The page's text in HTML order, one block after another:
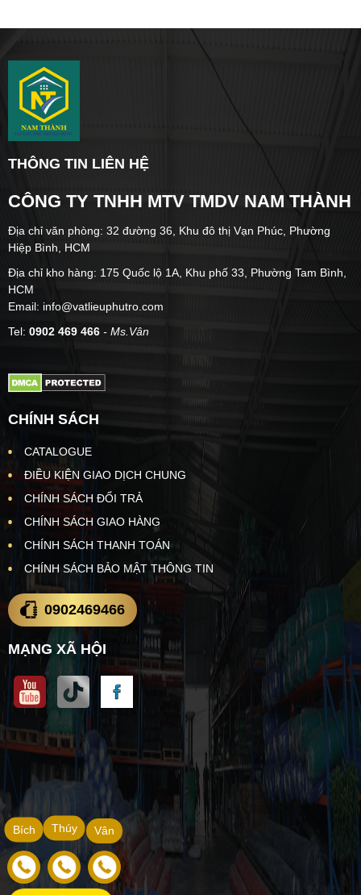
THÔNG TIN LIÊN HỆ
CÔNG TY TNHH MTV TMDV NAM THÀNH
Địa chỉ văn phòng: 32 đường 36, Khu đô thị Vạn Phúc, Phường
Hiệp Bình, HCM
Địa chỉ kho hàng: 175 Quốc lộ 1A, Khu phố 33, Phường Tam Bình,
HCM
Email: info@vatlieuphutro.com
Tel: 0902 469 466 - Ms.Vân
CHÍNH SÁCH
CATALOGUE
ĐIỀU KIỆN GIAO DỊCH CHUNG
CHÍNH SÁCH ĐỔI TRẢ
CHÍNH SÁCH GIAO HÀNG
CHÍNH SÁCH THANH TOÁN
CHÍNH SÁCH BẢO MẬT THÔNG TIN
0902469466
MẠNG XÃ HỘI
Vân
Thúy
Bích